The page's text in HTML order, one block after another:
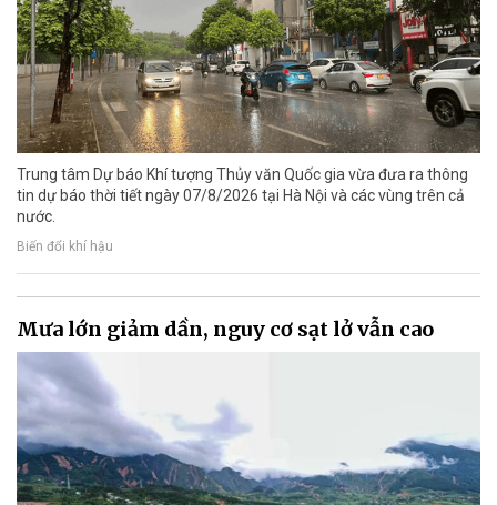
Trung tâm Dự báo Khí tượng Thủy văn Quốc gia vừa đưa ra thông
tin dự báo thời tiết ngày 07/8/2026 tại Hà Nội và các vùng trên cả
nước.
Biến đổi khí hậu
Mưa lớn giảm dần, nguy cơ sạt lở vẫn cao